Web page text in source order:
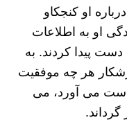
او کنجکاو
او به اطلاعات
پیدا کردند. به
هر چه موفقیت
می آورد، می
گرداند.